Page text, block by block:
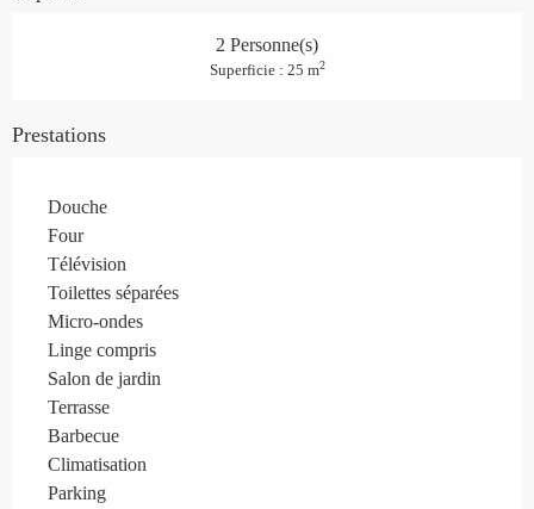
2 Personne(s)
Superficie : 25 m2
Prestations
Douche
Four
Télévision
Toilettes séparées
Micro-ondes
Linge compris
Salon de jardin
Terrasse
Barbecue
Climatisation
Parking